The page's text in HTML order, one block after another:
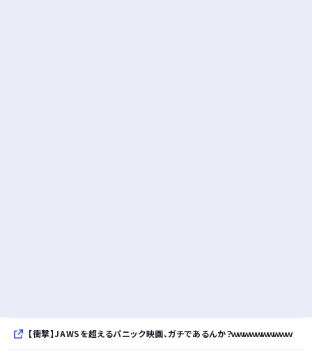
【衝撃】JAWSを超えるパニック映画、ガチであるんか？ｗｗｗｗｗｗｗｗｗｗ